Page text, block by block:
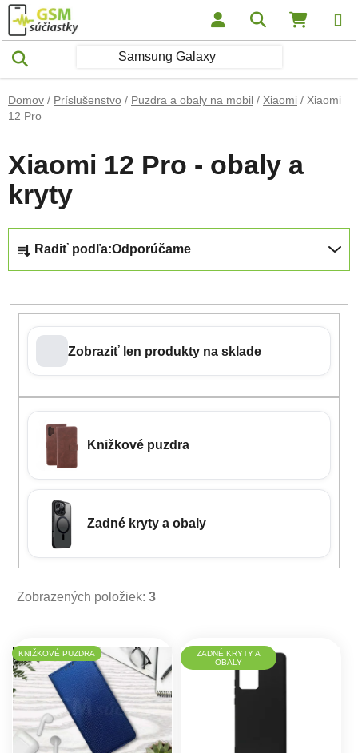
Prejsť na obsah Hľadať
Domov / Príslušenstvo / Puzdra a obaly na mobil / Xiaomi / Xiaomi
12 Pro
Xiaomi 12 Pro - obaly a
kryty
Radiť podľa:Odporúčame
Zobraziť len produkty na sklade
Knižkové puzdra
Zadné kryty a obaly
Zobrazených položiek: 3
Výpis produktov
KNIŽKOVÉ PUZDRA
ZADNÉ KRYTY A
OBALY